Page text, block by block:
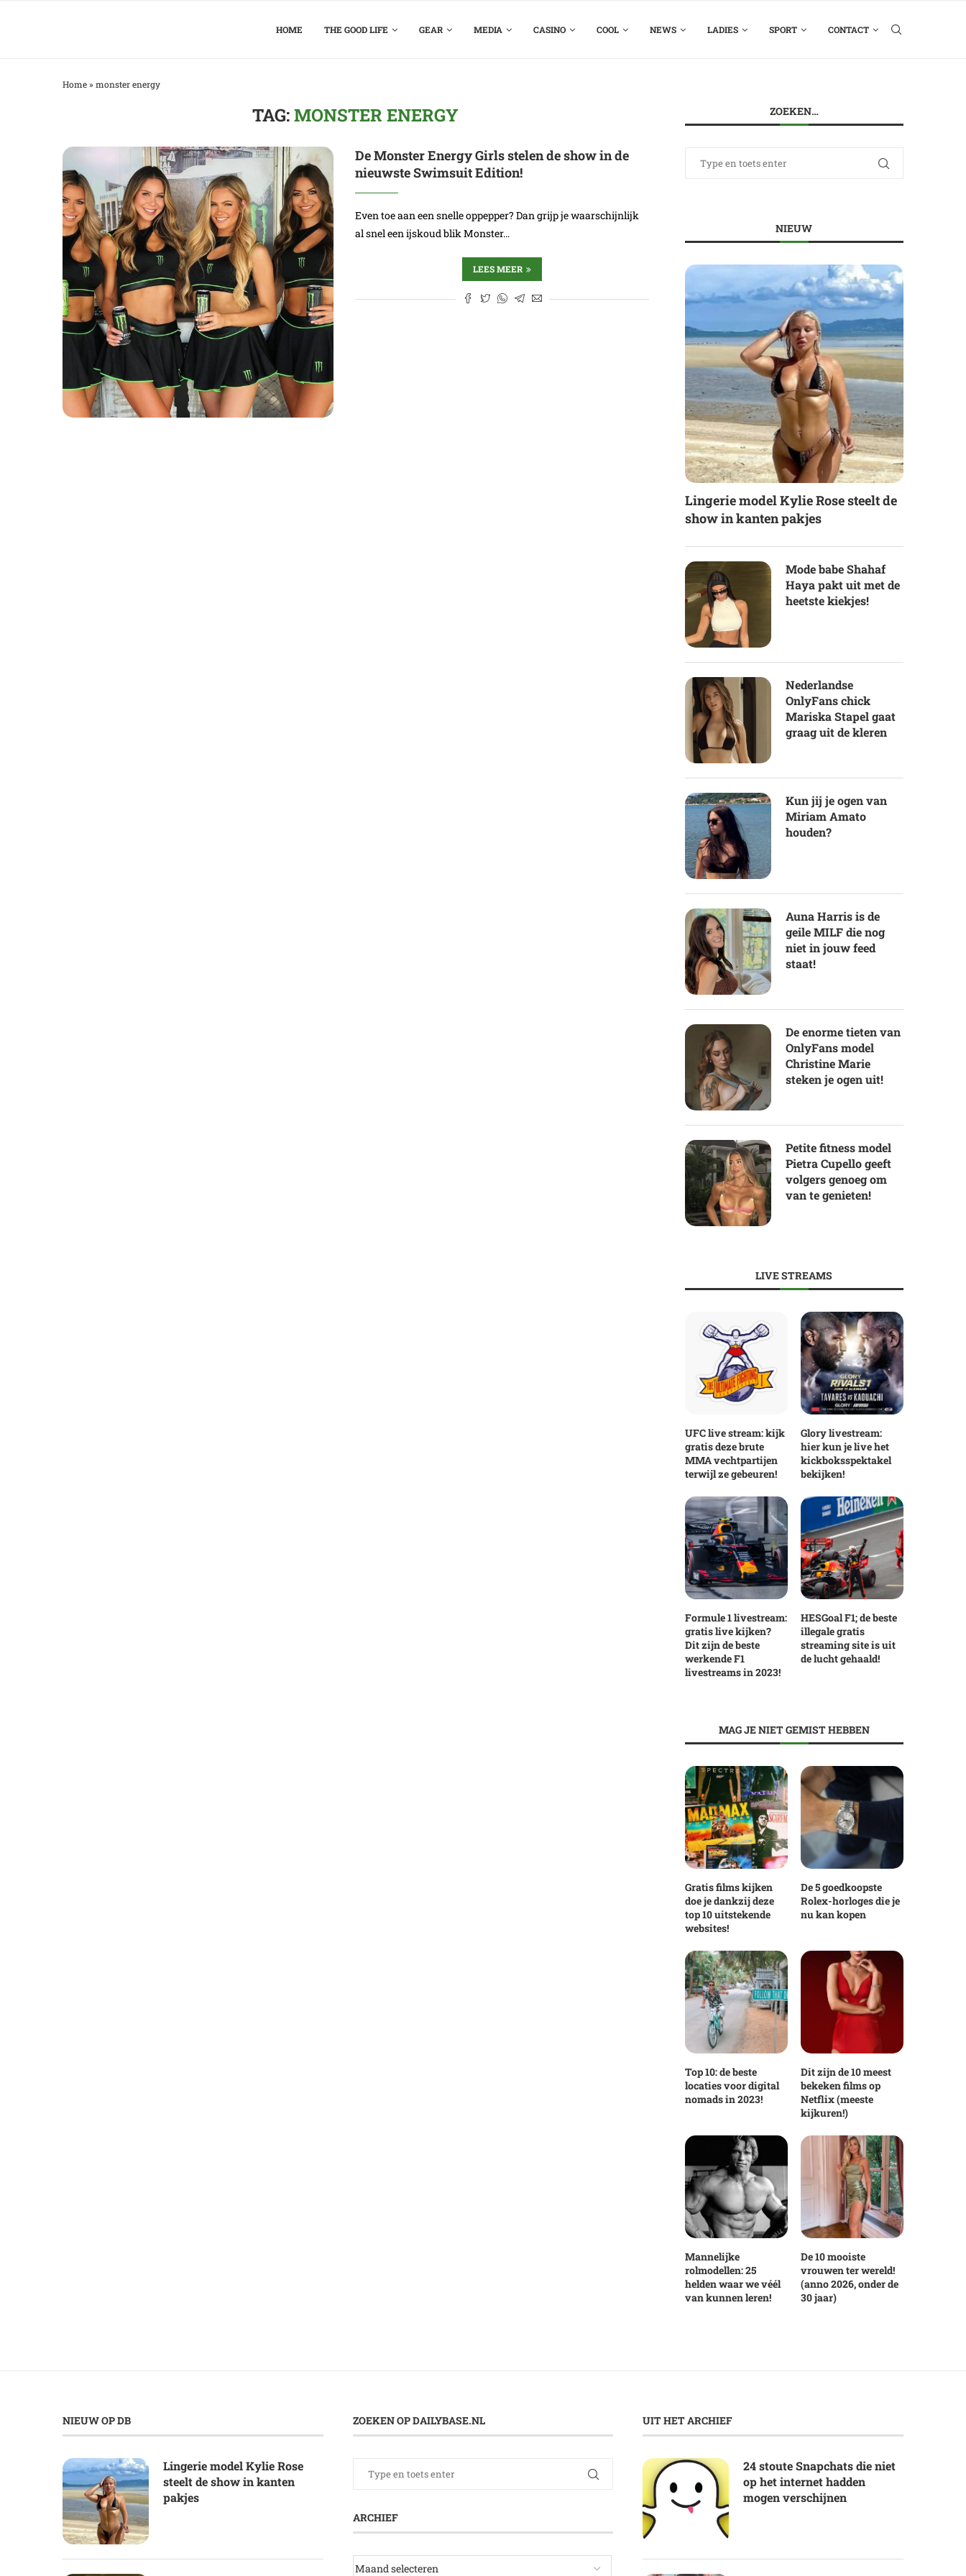
HOME THE GOOD LIFE GEAR MEDIA CASINO COOL NEWS LADIES SPORT CONTACT
Home» monster energy
TAG:MONSTER ENERGY
De Monster Energy Girls stelen de show in de
nieuwste Swimsuit Edition!
Even toe aan een snelle oppepper? Dan grijp je waarschijnlijk
al snel een ijskoud blik Monster…
LEES MEER
ZOEKEN…
NIEUW
Lingerie model Kylie Rose steelt de
show in kanten pakjes
Mode babe Shahaf
Haya pakt uit met de
heetste kiekjes!
Nederlandse
OnlyFans chick
Mariska Stapel gaat
graag uit de kleren
Kun jij je ogen van
Miriam Amato
houden?
Auna Harris is de
geile MILF die nog
niet in jouw feed
staat!
De enorme tieten van
OnlyFans model
Christine Marie
steken je ogen uit!
Petite fitness model
Pietra Cupello geeft
volgers genoeg om
van te genieten!
LIVE STREAMS
UFC live stream: kijk
gratis deze brute
MMA vechtpartijen
terwijl ze gebeuren!
Glory livestream:
hier kun je live het
kickboksspektakel
bekijken!
Formule 1 livestream:
gratis live kijken?
Dit zijn de beste
werkende F1
livestreams in 2023!
HESGoal F1; de beste
illegale gratis
streaming site is uit
de lucht gehaald!
MAG JE NIET GEMIST HEBBEN
Gratis films kijken
doe je dankzij deze
top 10 uitstekende
websites!
De 5 goedkoopste
Rolex-horloges die je
nu kan kopen
Top 10: de beste
locaties voor digital
nomads in 2023!
Dit zijn de 10 meest
bekeken films op
Netflix (meeste
kijkuren!)
Mannelijke
rolmodellen: 25
helden waar we véél
van kunnen leren!
De 10 mooiste
vrouwen ter wereld!
(anno 2026, onder de
30 jaar)
NIEUW OP DB
Lingerie model Kylie Rose
steelt de show in kanten
pakjes
ZOEKEN OP DAILYBASE.NL
ARCHIEF
UIT HET ARCHIEF
24 stoute Snapchats die niet
op het internet hadden
mogen verschijnen